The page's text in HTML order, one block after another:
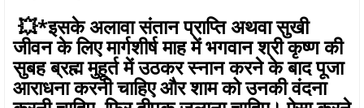
💥*इसके अलावा संतान प्राप्ति अथवा सुखी
जीवन के लिए मार्गशीर्ष माह में भगवान श्री कृष्ण की
सुबह ब्रह्म मुहूर्त में उठकर स्नान करने के बाद पूजा
आराधना करनी चाहिए और शाम को उनकी वंदना